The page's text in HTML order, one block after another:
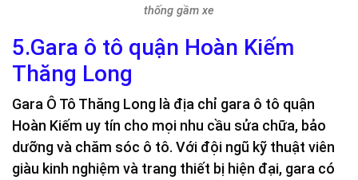
thống gầm xe
5.Gara ô tô quận Hoàn Kiếm
Thăng Long
Gara Ô Tô Thăng Long là địa chỉ gara ô tô quận
Hoàn Kiếm uy tín cho mọi nhu cầu sửa chữa, bảo
dưỡng và chăm sóc ô tô. Với đội ngũ kỹ thuật viên
giàu kinh nghiệm và trang thiết bị hiện đại, gara có